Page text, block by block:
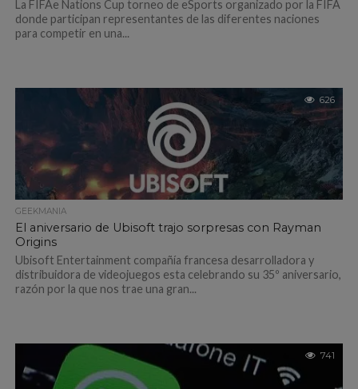
La FIFAe Nations Cup torneo de eSports organizado por la FIFA
donde participan representantes de las diferentes naciones
para competir en una...
626
GEEKMANIA
El aniversario de Ubisoft trajo sorpresas con Rayman
Origins
Ubisoft Entertainment compañía francesa desarrolladora y
distribuidora de videojuegos esta celebrando su 35º aniversario,
razón por la que nos trae una gran...
741